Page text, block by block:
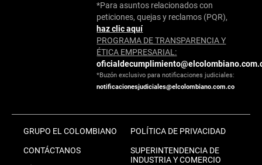
*Para asuntos relacionados con
peticiones, quejas y reclamos (PQR),
haz clic aquí
PROGRAMA DE TRANSPARENCIA Y
ÉTICA EMPRESARIAL:
*Buzón exclusivo para notificaciones judiciales:
notificacionesjudiciales@elcolombiano.com.co
GRUPO EL COLOMBIANO
CONTÁCTANOS
POLÍTICA DE PRIVACIDAD
SUPERINTENDENCIA DE
INDUSTRIA Y COMERCIO